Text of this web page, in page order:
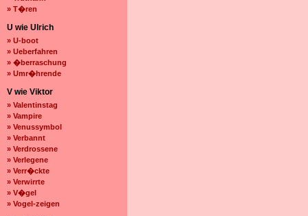
» T�ren
U wie Ulrich
» U-boot
» Ueberfahren
» �berraschung
» Umr�hrende
V wie Viktor
» Valentinstag
» Vampire
» Venussymbol
» Verbannt
» Verdrossene
» Verlegene
» Verr�ckte
» Verwirrte
» V�gel
» Vogel-zeigen